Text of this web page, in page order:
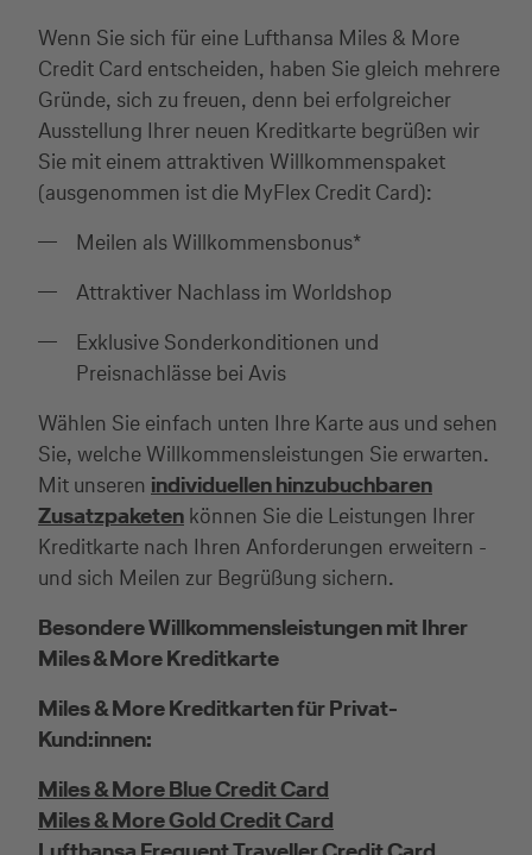
Wenn Sie sich für eine Lufthansa Miles & More
Credit Card entscheiden, haben Sie gleich mehrere
Gründe, sich zu freuen, denn bei erfolgreicher
Ausstellung Ihrer neuen Kreditkarte begrüßen wir
Sie mit einem attraktiven Willkommenspaket
(ausgenommen ist die MyFlex Credit Card):
Meilen als Willkommensbonus*
Attraktiver Nachlass im Worldshop
Exklusive Sonderkonditionen und
Preisnachlässe bei Avis
Wählen Sie einfach unten Ihre Karte aus und sehen
Sie, welche Willkommensleistungen Sie erwarten.
Mit unseren individuellen hinzubuchbaren
Zusatzpaketen können Sie die Leistungen Ihrer
Kreditkarte nach Ihren Anforderungen erweitern -
und sich Meilen zur Begrüßung sichern.
Besondere Willkommensleistungen mit Ihrer
Miles & More Kreditkarte
Miles & More Kreditkarten für Privat-
Kund:innen:
Miles & More Blue Credit Card
Miles & More Gold Credit Card